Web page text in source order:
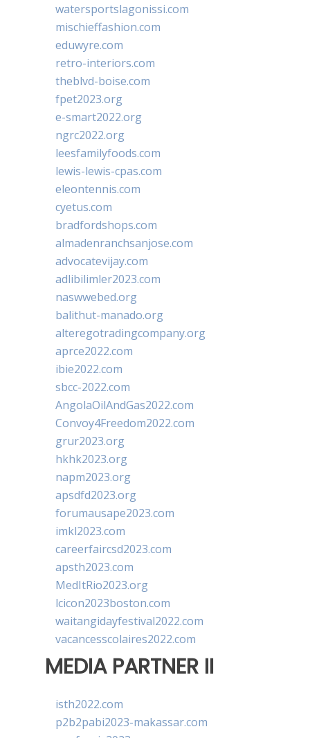
watersportslagonissi.com
mischieffashion.com
eduwyre.com
retro-interiors.com
theblvd-boise.com
fpet2023.org
e-smart2022.org
ngrc2022.org
leesfamilyfoods.com
lewis-lewis-cpas.com
eleontennis.com
cyetus.com
bradfordshops.com
almadenranchsanjose.com
advocatevijay.com
adlibilimler2023.com
naswwebed.org
balithut-manado.org
alteregotradingcompany.org
aprce2022.com
ibie2022.com
sbcc-2022.com
AngolaOilAndGas2022.com
Convoy4Freedom2022.com
grur2023.org
hkhk2023.org
napm2023.org
apsdfd2023.org
forumausape2023.com
imkl2023.com
careerfaircsd2023.com
apsth2023.com
MedItRio2023.org
lcicon2023boston.com
waitangidayfestival2022.com
vacancesscolaires2022.com
MEDIA PARTNER II
isth2022.com
p2b2pabi2023-makassar.com